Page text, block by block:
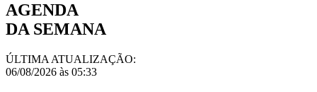
AGENDA
DA SEMANA
ÚLTIMA ATUALIZAÇÃO:
06/08/2026 às 05:33